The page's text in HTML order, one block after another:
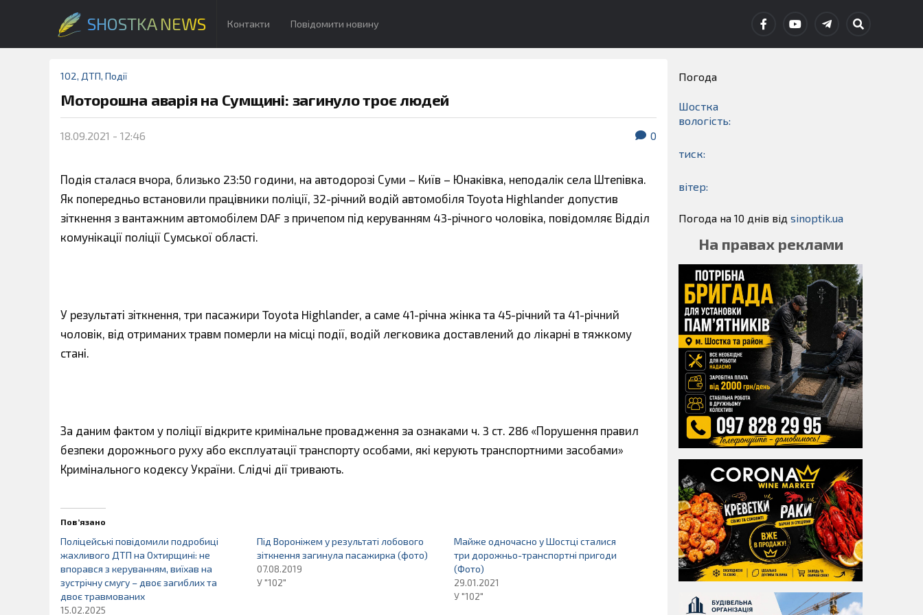
SHOSTKA NEWS Контакти Повідомити новину
102, ДТП, Події
Моторошна аварія на Сумщині: загинуло троє людей
18.09.2021 - 12:46 0
Подія сталася вчора, близько 23:50 години, на автодорозі Суми – Київ – Юнаківка, неподалік села Штепівка.
Як попередньо встановили працівники поліції, 32-річний водій автомобіля Toyota Highlander допустив
зіткнення з вантажним автомобілем DAF з причепом під керуванням 43-річного чоловіка, повідомляє Відділ
комунікації поліції Сумської області.
У результаті зіткнення, три пасажири Toyota Highlander, а саме 41-річна жінка та 45-річний та 41-річний
чоловік, від отриманих травм померли на місці події, водій легковика доставлений до лікарні в тяжкому
стані.
За даним фактом у поліції відкрите кримінальне провадження за ознаками ч. 3 ст. 286 «Порушення правил
безпеки дорожнього руху або експлуатації транспорту особами, які керують транспортними засобами»
Кримінального кодексу України. Слідчі дії тривають.
Пов’язано
Поліцейські повідомили подробиці
жахливого ДТП на Охтирщині: не
впорався з керуванням, виїхав на
зустрічну смугу – двоє загиблих та
двоє травмованих
15.02.2025
Під Вороніжем у результаті лобового
зіткнення загинула пасажирка (фото)
07.08.2019
У "102"
Майже одночасно у Шостці сталися
три дорожньо-транспортні пригоди
(Фото)
29.01.2021
У "102"
Погода
Шостка
вологість:
тиск:
вітер:
Погода на 10 днів від sinoptik.ua
На правах реклами